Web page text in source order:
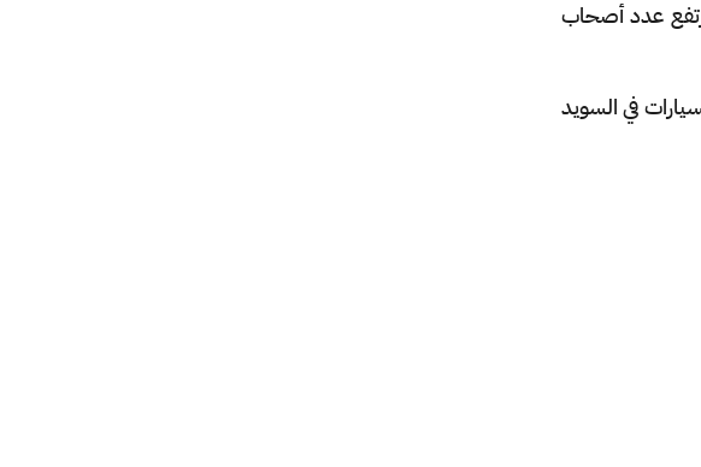
كانون الثاني، بينما ارتفع عدد أصحاب
في السويد